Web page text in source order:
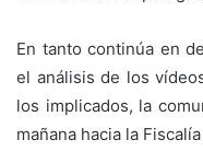
En tanto continúa en
el análisis de los
los implicados, la
mañana hacia la